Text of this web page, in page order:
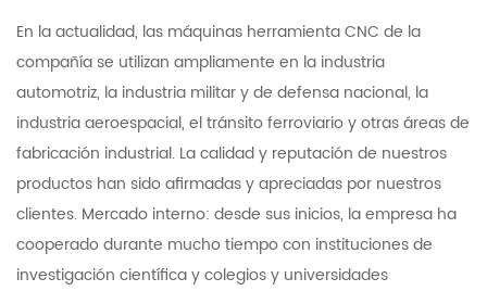
En la actualidad, las máquinas herramienta CNC de la
compañía se utilizan ampliamente en la industria
automotriz, la industria militar y de defensa nacional, la
industria aeroespacial, el tránsito ferroviario y otras áreas de
fabricación industrial. La calidad y reputación de nuestros
productos han sido afirmadas y apreciadas por nuestros
clientes. Mercado interno: desde sus inicios, la empresa ha
cooperado durante mucho tiempo con instituciones de
investigación científica y colegios y universidades